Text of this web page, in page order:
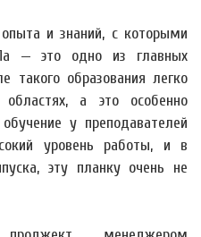
и знаний, с которыми
— это одно из главных
такого образования легко
областях, а это особенно
у преподавателей
уровень работы, и в
эту планку очень не